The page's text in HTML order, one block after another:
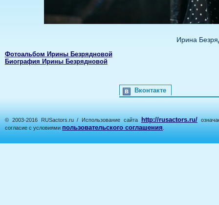
Ирина
Фотоальбом Ирины Безрядновой
Биография Ирины Безрядновой
Вконтакте
© 2003-2016 RUSactors.ru / Использование сайта http://rusactors.ru/
согласие с условиями пользовательского соглашения